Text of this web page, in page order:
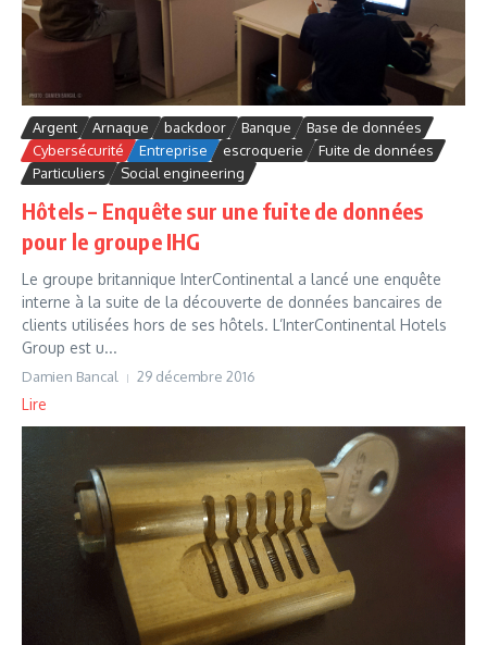
Argent Arnaque backdoor Banque
Base de données
Cybersécurité
Entreprise escroquerie
Fuite de données
Particuliers
Social engineering
Hôtels – Enquête sur une fuite de données
pour le groupe IHG
Le groupe britannique InterContinental a lancé une enquête
interne à la suite de la découverte de données bancaires de
clients utilisées hors de ses hôtels. L’InterContinental Hotels
Group est u...
Damien Bancal 29 décembre 2016
Lire